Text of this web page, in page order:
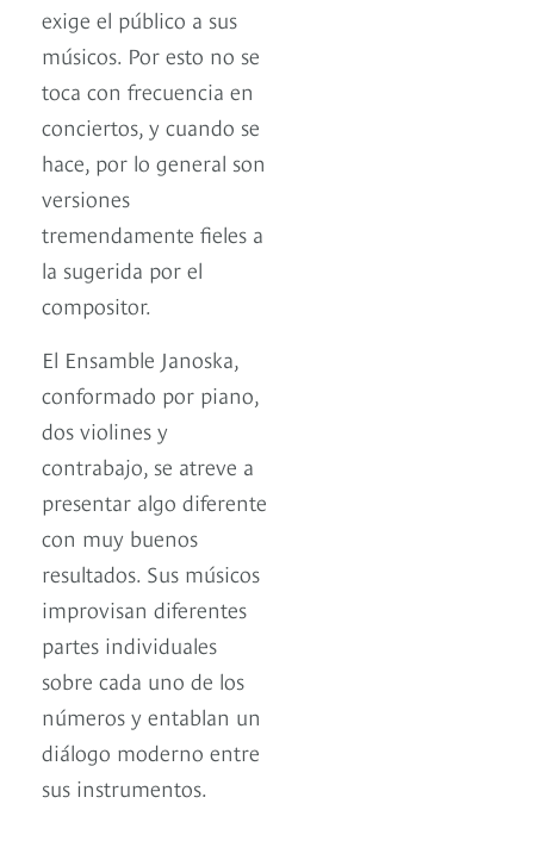
exige el público a sus
músicos. Por esto no se
toca con frecuencia en
conciertos, y cuando se
hace, por lo general son
versiones
tremendamente fieles a
la sugerida por el
compositor.
El Ensamble Janoska,
conformado por piano,
dos violines y
contrabajo, se atreve a
presentar algo diferente
con muy buenos
resultados. Sus músicos
improvisan diferentes
partes individuales
sobre cada uno de los
números y entablan un
diálogo moderno entre
sus instrumentos.